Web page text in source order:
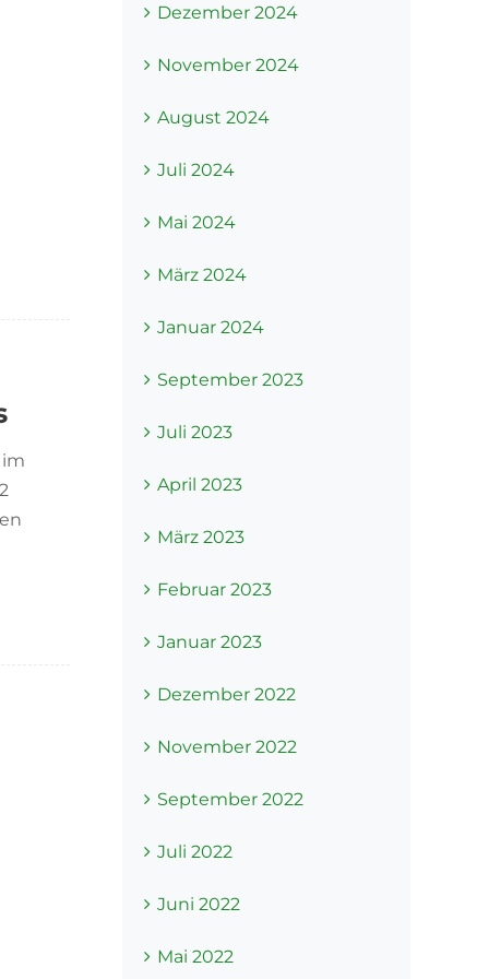
Dezember 2024
November 2024
August 2024
Juli 2024
Mai 2024
März 2024
Januar 2024
September 2023
Juli 2023
April 2023
März 2023
Februar 2023
Januar 2023
Dezember 2022
November 2022
September 2022
Juli 2022
Juni 2022
Mai 2022